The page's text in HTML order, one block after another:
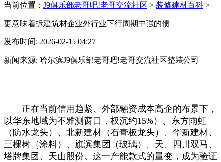
当前位置： J9俱乐部老哥吧!老哥交流社区 > 装修建材百科 >
更意味着拆建筑材企业外行业下行周期中强的债
发布时间: 2026-02-15 04:27
新闻来源: 哈尔滨J9俱乐部老哥吧!老哥交流社区整装公司
正在当前信用趋紧、外部融资成本高企的布景下，
以华东地域为不雅测窗口，权沉约15%）、东方雨虹
（防水龙头）、北新建材（石膏板龙头）、华新建材、
三棵树（涂料）、旗滨集团（玻璃）、天、四川双马、
塔牌集团、天山股份。这一产能款式的量变，成为验证